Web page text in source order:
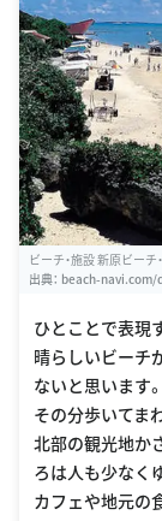
ビーチ・施設 新原ビー
出典： beach-
ひとことで表現
晴らしいビーチ
ないと思います
その分歩いてま
北部の観光地か
ろは人も少なく
カフェや地元の